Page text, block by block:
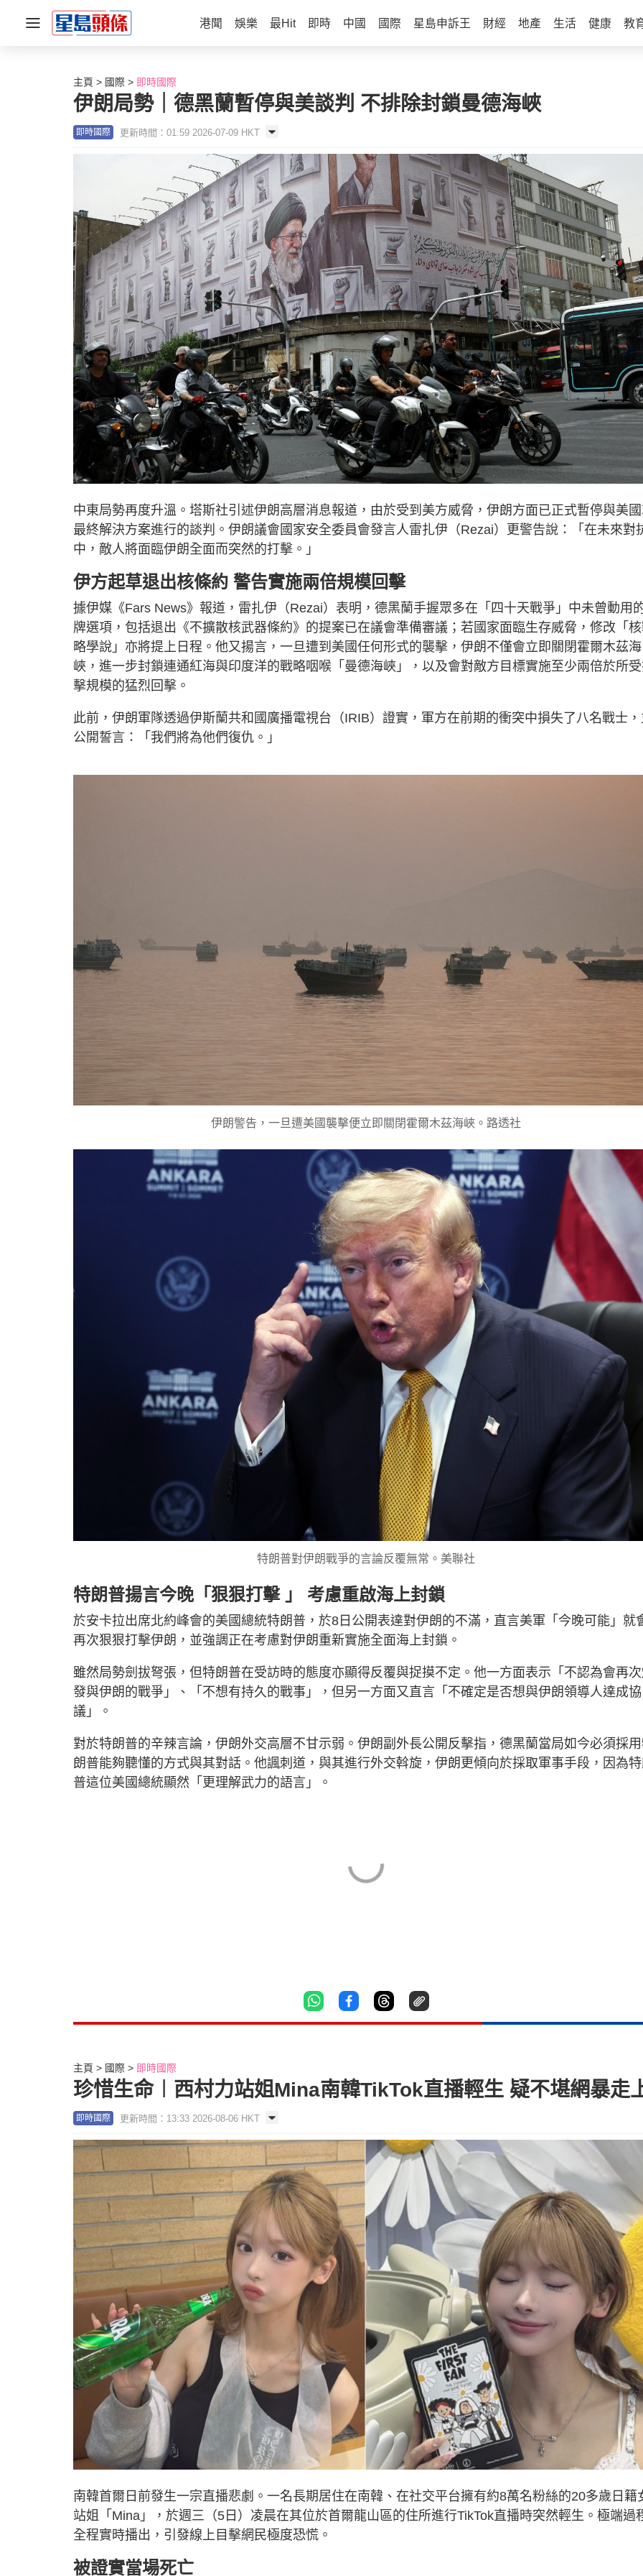
港聞 娛樂 最Hit 即時 中國 國際 星島申訴王 財經 地產 生活 健康 教
主頁 國際 即時國際
伊朗局勢｜德黑蘭暫停與美談判 不排除封鎖曼德海峽
即時國際 更新時間：01:59 2026-07-09 HKT
中東局勢再度升溫。塔斯社引述伊朗高層消息報道，由於受到美方威脅，伊朗方面已正式暫停與美
最終解決方案進行的談判。伊朗議會國家安全委員會發言人雷扎伊（Rezai）更警告說：「在未來對
中，敵人將面臨伊朗全面而突然的打擊。」
伊方起草退出核條約 警告實施兩倍規模回擊
據伊媒《Fars News》報道，雷扎伊（Rezai）表明，德黑蘭手握眾多在「四十天戰爭」中未曾動用
牌選項，包括退出《不擴散核武器條約》的提案已在議會準備審議；若國家面臨生存威脅，修改「
略學說」亦將提上日程。他又揚言，一旦遭到美國任何形式的襲擊，伊朗不僅會立即關閉霍爾木茲海
峽，進一步封鎖連通紅海與印度洋的戰略咽喉「曼德海峽」，以及會對敵方目標實施至少兩倍於所
擊規模的猛烈回擊。
此前，伊朗軍隊透過伊斯蘭共和國廣播電視台（IRIB）證實，軍方在前期的衝突中損失了八名戰士，
公開誓言：「我們將為他們復仇。」
伊朗警告，一旦遭美國襲擊便立即關閉霍爾木茲海峽。路透社
特朗普對伊朗戰爭的言論反覆無常。美聯社
特朗普揚言今晚「狠狠打擊 」 考慮重啟海上封鎖
於安卡拉出席北約峰會的美國總統特朗普，於8日公開表達對伊朗的不滿，直言美軍「今晚可能」就
再次狠狠打擊伊朗，並強調正在考慮對伊朗重新實施全面海上封鎖。
雖然局勢劍拔弩張，但特朗普在受訪時的態度亦顯得反覆與捉摸不定。他一方面表示「不認為會再
發與伊朗的戰爭」、「不想有持久的戰事」，但另一方面又直言「不確定是否想與伊朗領導人達成協
議」。
對於特朗普的辛辣言論，伊朗外交高層不甘示弱。伊朗副外長公開反擊指，德黑蘭當局如今必須採
朗普能夠聽懂的方式與其對話。他諷刺道，與其進行外交斡旋，伊朗更傾向於採取軍事手段，因為特
普這位美國總統顯然「更理解武力的語言」。
主頁 國際 即時國際
珍惜生命︱西村力站姐Mina南韓TikTok直播輕生 疑不堪網暴走
即時國際 更新時間：13:33 2026-08-06 HKT
南韓首爾日前發生一宗直播悲劇。一名長期居住在南韓、在社交平台擁有約8萬名粉絲的20多歲日籍
站姐「Mina」，於週三（5日）凌晨在其位於首爾龍山區的住所進行TikTok直播時突然輕生。極端過
全程實時播出，引發線上目擊網民極度恐慌。
被證實當場死亡